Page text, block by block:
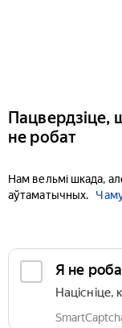
Пацвердзіце,
не робат
Нам вельмі шкада,
аўтаматычных.
Я не
Націсніце,